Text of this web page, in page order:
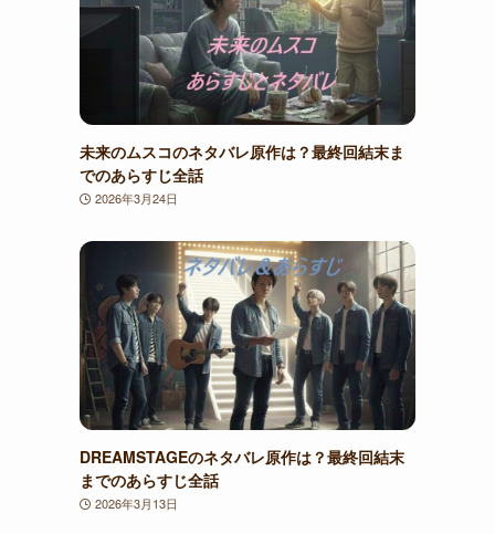
未来のムスコのネタバレ原作は？最終回結末ま
でのあらすじ全話
2026年3月24日
DREAMSTAGEのネタバレ原作は？最終回結末
までのあらすじ全話
2026年3月13日